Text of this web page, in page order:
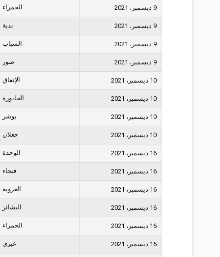
9 ديسمبر، 2021 الحمراء
9 ديسمبر، 2021 بدية
9 ديسمبر، 2021 الشباب
9 ديسمبر، 2021 صور
10 ديسمبر، 2021 الإتفاق
10 ديسمبر، 2021 الخابورة
10 ديسمبر، 2021 بوشر
10 ديسمبر، 2021 جعلان
16 ديسمبر، 2021 الوحدة
16 ديسمبر، 2021 فنجاء
16 ديسمبر، 2021 العروبة
16 ديسمبر، 2021 البشائر
16 ديسمبر، 2021 الحمراء
16 ديسمبر، 2021 عبري